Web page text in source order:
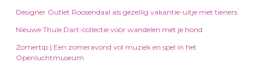
Designer Outlet Roosendaal als gezellig vakantie-uitje met tieners
Nieuwe Thule Dart-collectie voor wandelen met je hond
Zomertip | Een zomeravond vol muziek en spel in het
Openluchtmuseum